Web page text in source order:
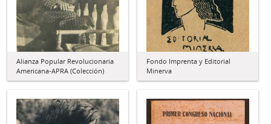
Alianza Popular Revolucionaria
Americana-APRA (Colección)
Fondo Imprenta y Editorial
Minerva